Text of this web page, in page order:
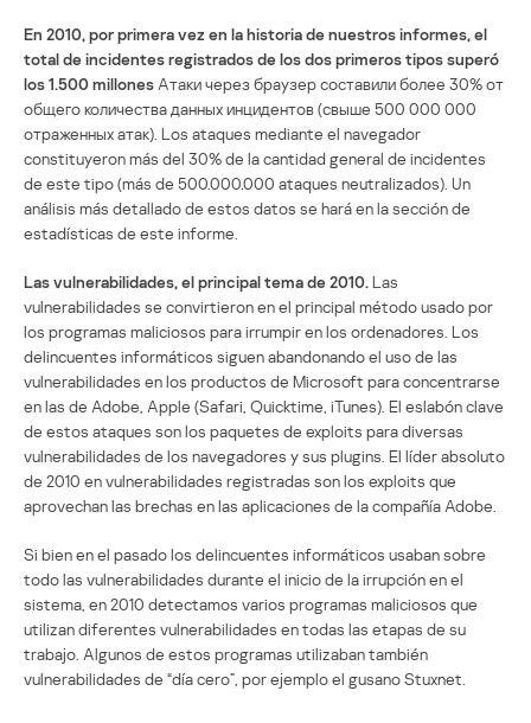
En 2010, por primera vez en la historia de nuestros informes, el
total de incidentes registrados de los dos primeros tipos superó
los 1.500 millones Атаки через браузер составили более 30% от
общего количества данных инцидентов (свыше 500 000 000
отраженных атак). Los ataques mediante el navegador
constituyeron más del 30% de la cantidad general de incidentes
de este tipo (más de 500.000.000 ataques neutralizados). Un
análisis más detallado de estos datos se hará en la sección de
estadísticas de este informe.
Las vulnerabilidades, el principal tema de 2010.Las
vulnerabilidades se convirtieron en el principal método usado por
los programas maliciosos para irrumpir en los ordenadores. Los
delincuentes informáticos siguen abandonando el uso de las
vulnerabilidades en los productos de Microsoft para concentrarse
en las de Adobe, Apple (Safari, Quicktime, iTunes). El eslabón clave
de estos ataques son los paquetes de exploits para diversas
vulnerabilidades de los navegadores y sus plugins. El líder absoluto
de 2010 en vulnerabilidades registradas son los exploits que
aprovechan las brechas en las aplicaciones de la compañía Adobe.
Si bien en el pasado los delincuentes informáticos usaban sobre
todo las vulnerabilidades durante el inicio de la irrupción en el
sistema, en 2010 detectamos varios programas maliciosos que
utilizan diferentes vulnerabilidades en todas las etapas de su
trabajo. Algunos de estos programas utilizaban también
vulnerabilidades de “día cero”, por ejemplo el gusano Stuxnet.